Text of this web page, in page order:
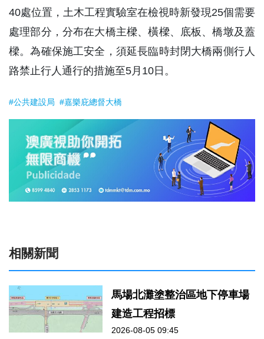
40處位置，土木工程實驗室在檢視時新發現25個需要
處理部分，分布在大橋主樑、橫樑、底板、橋墩及蓋
樑。為確保施工安全，須延長臨時封閉大橋兩側行人
路禁止行人通行的措施至5月10日。
#公共建設局 #嘉樂庇總督大橋
相關新聞
馬場北灘塗整治區地下停車場
建造工程招標
2026-08-05 09:45